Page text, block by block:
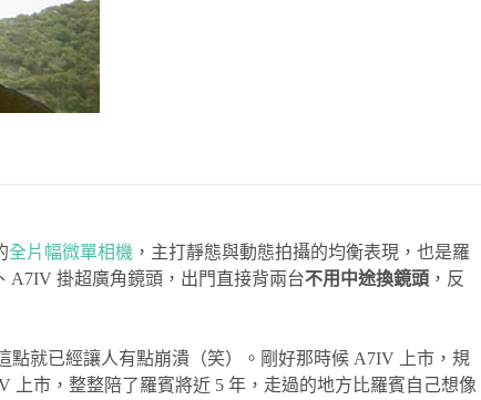
全片幅微單相機 ，主打靜態與動態拍攝的均衡表現，也是羅
A7IV 掛超廣角鏡頭，出門直接背兩台不用中途換鏡頭 ，反
就已經讓人有點崩潰（笑）。剛好那時候 A7IV 上市，規
上市，整整陪了羅賓將近 5 年，走過的地方比羅賓自己想像